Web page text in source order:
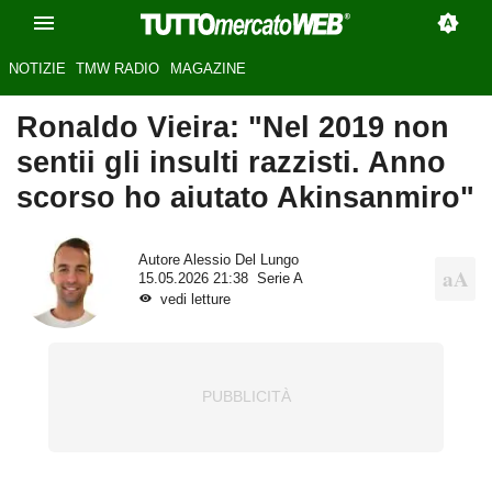
NOTIZIE TMW RADIO MAGAZINE
Ronaldo Vieira: "Nel 2019 non
sentii gli insulti razzisti. Anno
scorso ho aiutato Akinsanmiro"
Autore Alessio Del Lungo
15.05.2026 21:38
Serie A
vedi letture